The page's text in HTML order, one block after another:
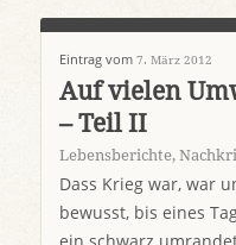
Eintrag vom 7. März 2012
Auf vielen
– Teil II
Lebensberichte,
Dass Krieg war, war
bewusst, bis eines
ein schwarz